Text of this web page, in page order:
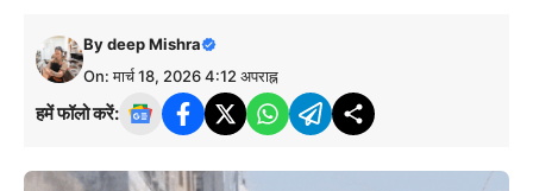
Bydeep Mishra
On: मार्च 18, 2026 4:12 अपराह्न
हमें फॉलो करें: